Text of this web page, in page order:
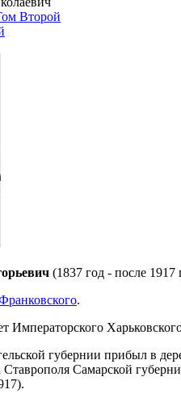
Второй
(1837 год - после 1917
.
Императорского
губернии прибыл в
Ставрополя Самарской